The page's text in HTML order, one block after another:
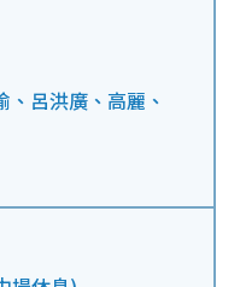
呂洪廣、高麗、